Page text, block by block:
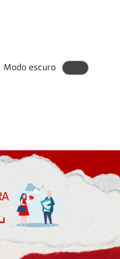
Modo escuro